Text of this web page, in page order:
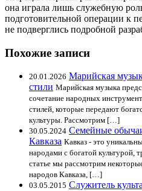
она играла лишь служебную
подготовительной операции к
не подверглись подробной
Похожие записи
20.01.2026 Марийская
стили Марийская музыка
сочетание народных
стилей, которые передают
культуры. Рассмотрим […]
30.05.2024 Семейные
Кавказа Кавказ - это
народами с богатой культурой,
статье мы рассмотрим
народов Кавказа, […]
03.05.2015 Служитель культа